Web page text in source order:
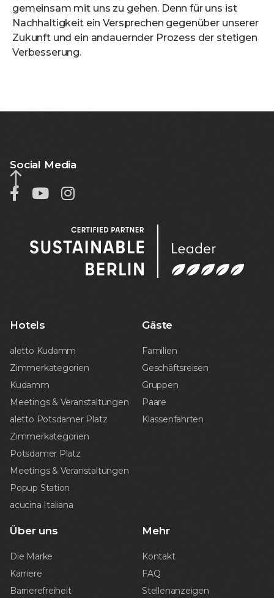
gemeinsam mit uns zu gehen. Denn für uns ist
Nachhaltigkeit ein Versprechen gegenüber unserer
Zukunft und ein andauernder Prozess der stetigen
Verbesserung.
Hotels
aletto Kudamm
Zimmerkategorien
Kudamm
Meetings & Veranstaltungen
aletto Potsdamer Platz
Zimmerkategorien
Potsdamer Platz
Meetings & Veranstaltungen
Popup Station
acucina Italiana
Gäste
Familien
Geschäftsreisen
Gruppen
Paare
Klassenfahrten
Über uns
Die Marke
Karriere
Barrierefreiheit
Mehr
Kontakt
FAQ
Stellenanzeigen
Social Media
  